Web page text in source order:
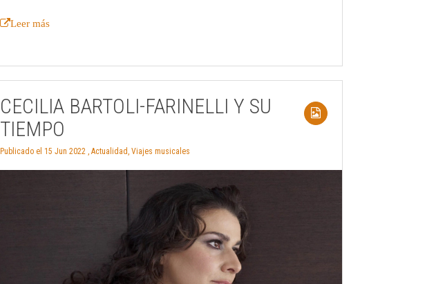
Leer más
CECILIA BARTOLI-FARINELLI Y SU
TIEMPO
Publicado el 15 Jun 2022 ,Actualidad,Viajes musicales